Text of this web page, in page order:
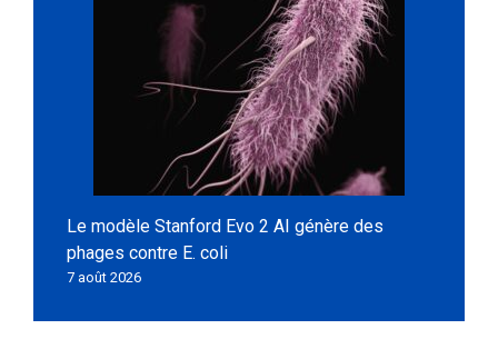
Le modèle Stanford Evo 2 AI génère des
phages contre E. coli
7 août 2026